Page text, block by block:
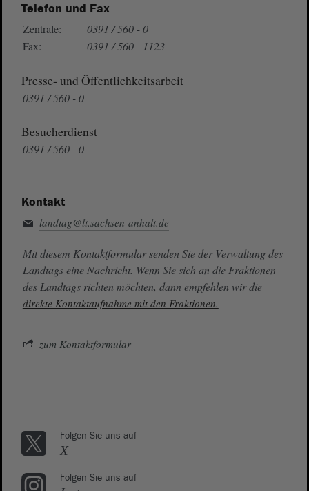
Telefon und Fax
Zentrale:
0391 / 560 - 0
Fax:
0391 / 560 - 1123
Presse- und Öffentlichkeitsarbeit
0391 / 560 - 0
Besucherdienst
0391 / 560 - 0
Kontakt
landtag@lt.sachsen-anhalt.de
Mit diesem Kontaktformular senden Sie der Verwaltung des
Landtags eine Nachricht. Wenn Sie sich an die Fraktionen
des Landtags richten möchten, dann empfehlen wir die
direkte Kontaktaufnahme mit den Fraktionen.
zum Kontaktformular
Folgen Sie uns auf
X
Folgen Sie uns auf